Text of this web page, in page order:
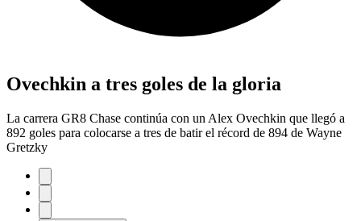
Ovechkin a tres goles de la gloria
La carrera GR8 Chase continúa con un Alex Ovechkin que llegó a
892 goles para colocarse a tres de batir el récord de 894 de Wayne
Gretzky